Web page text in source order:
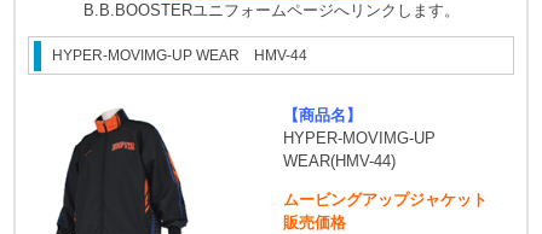
B.B.BOOSTERユニフォームページへリンクします。
HYPER-MOVIMG-UP WEAR HMV-44
【商品名】
HYPER-MOVIMG-UP
WEAR(HMV-44)
ムービングアップジャケット
販売価格